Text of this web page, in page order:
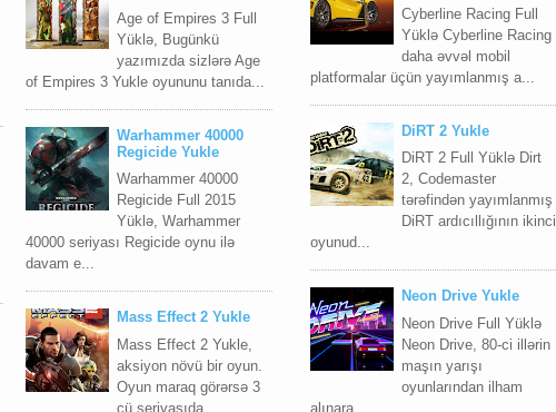
Cyberline Racing Full
Yüklə Cyberline Racing
daha əvvəl mobil
platformalar üçün yayımlanmış a...
DiRT 2 Yukle
DiRT 2 Full Yüklə Dirt
2, Codemaster
tərəfindən yayımlanmış
DiRT ardıcıllığının ikinci
oyunud...
Neon Drive Yukle
Neon Drive Full Yüklə
Neon Drive, 80-ci illərin
maşın yarışı
oyunlarından ilham
alınara...
Age of Empires 3 Full
Yüklə, Bugünkü
yazımızda sizlərə Age
of Empires 3 Yukle oyununu tanıda...
Warhammer 40000
Regicide Yukle
Warhammer 40000
Regicide Full 2015
Yüklə, Warhammer
40000 seriyası Regicide oynu ilə
davam e...
Mass Effect 2 Yukle
Mass Effect 2 Yukle,
aksiyon növü bir oyun.
Oyun maraq görərsə 3
cü seriyasıda